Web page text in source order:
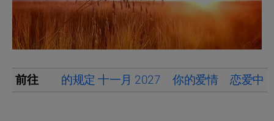
前往 的规定 十一月 2027 你的爱情 恋爱中